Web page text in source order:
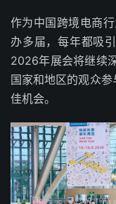
作为中国跨境电商
办多届，每年都吸
2026年展会将继续
国家和地区的观众
佳机会。